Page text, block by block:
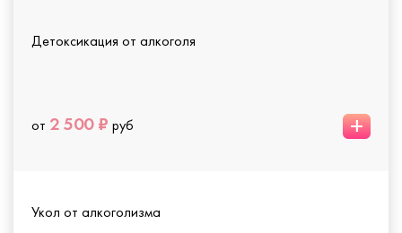
Детоксикация от алкоголя
от 2 500 ₽ руб +
Укол от алкоголизма